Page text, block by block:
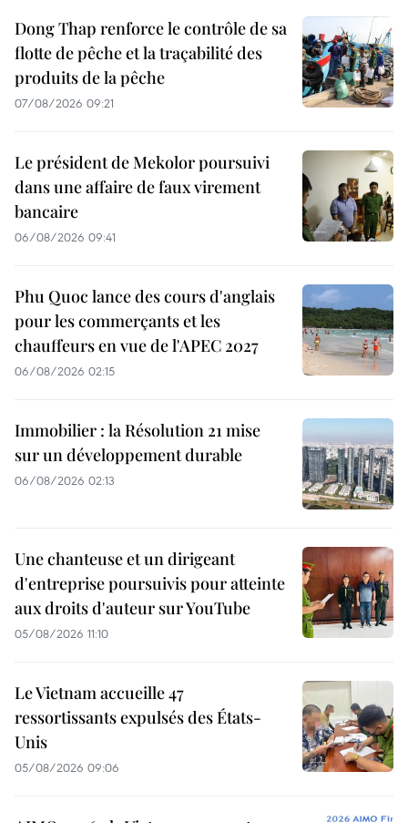
Dong Thap renforce le contrôle de sa
flotte de pêche et la traçabilité des
produits de la pêche
07/08/2026 09:21
Le président de Mekolor poursuivi
dans une affaire de faux virement
bancaire
06/08/2026 09:41
Phu Quoc lance des cours d'anglais
pour les commerçants et les
chauffeurs en vue de l'APEC 2027
06/08/2026 02:15
Immobilier : la Résolution 21 mise
sur un développement durable
06/08/2026 02:13
Une chanteuse et un dirigeant
d'entreprise poursuivis pour atteinte
aux droits d'auteur sur YouTube
05/08/2026 11:10
Le Vietnam accueille 47
ressortissants expulsés des États-
Unis
05/08/2026 09:06